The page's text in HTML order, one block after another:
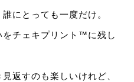
にとっても一度だけ。
をチェキプリント™に残し
返すのも楽しいけれど、